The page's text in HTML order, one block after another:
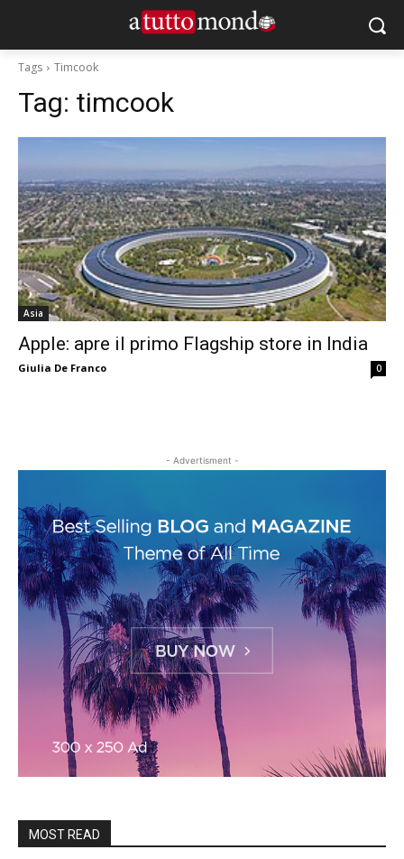
Tags Timcook
Tag: timcook
Asia
Apple: apre il primo Flagship store in India
Giulia De Franco 0
- Advertisment -
MOST READ